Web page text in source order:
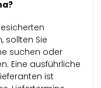
sollten Sie
suchen oder
Eine ausführliche
ist